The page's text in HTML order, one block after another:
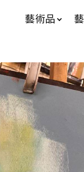
藝術品